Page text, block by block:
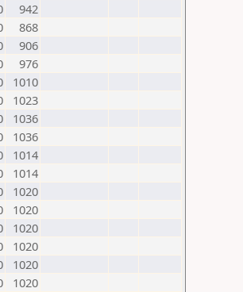
942
868
906
976
1010
1023
1036
1036
1014
1014
1020
1020
1020
1020
1020
1020